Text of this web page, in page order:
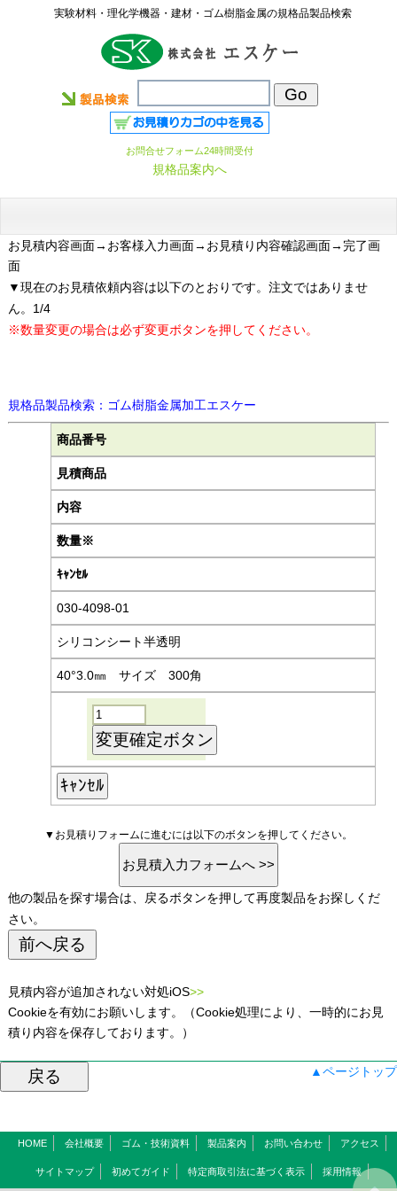
実験材料・理化学機器・建材・ゴム樹脂金属の規格品製品検索
お問合せフォーム24時間受付
規格品案内へ
お見積内容画面→お客様入力画面→お見積り内容確認画面→完了画
面
▼現在のお見積依頼内容は以下のとおりです。注文ではありませ
ん。1/4
※数量変更の場合は必ず変更ボタンを押してください。
規格品製品検索：ゴム樹脂金属加工エスケー
商品番号
見積商品
内容
数量※
ｷｬﾝｾﾙ
030-4098-01
シリコンシート半透明
40°3.0㎜ サイズ 300角
▼お見積りフォームに進むには以下のボタンを押してください。
他の製品を探す場合は、戻るボタンを押して再度製品をお探しくだ
さい。
見積内容が追加されない対処iOS>>
Cookieを有効にお願いします。（Cookie処理により、一時的にお見
積り内容を保存しております。）
▲ページトップ
HOME 会社概要 ゴム・技術資料 製品案内 お問い合わせ アクセス
サイトマップ 初めてガイド 特定商取引法に基づく表示 採用情報